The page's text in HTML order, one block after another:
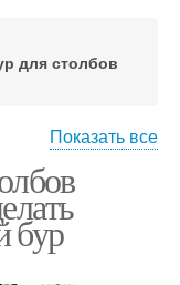
для столбов
из трубы
Показать все
бур